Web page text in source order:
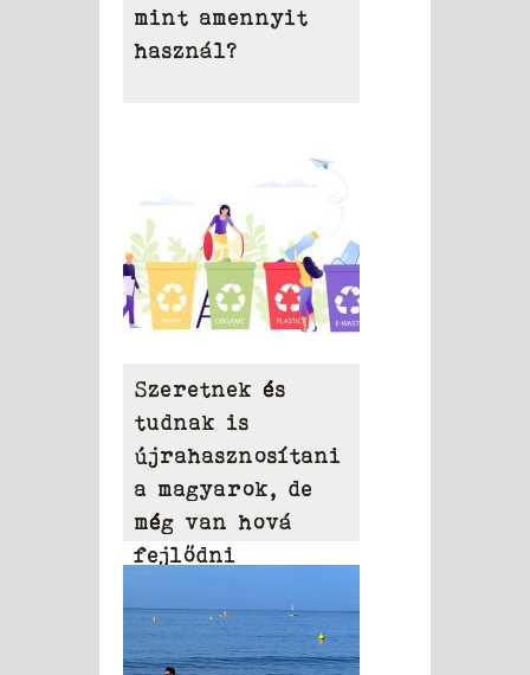
mint amennyit
használ?
Szeretnek és
tudnak is
újrahasznosítani
a magyarok, de
még van hová
fejlődni